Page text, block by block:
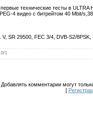
технические тесты в ULTRA
4 видео с битрейтом 40 Mbit/
SR 29500, FEC 3/4, DVB-S2/
/1
Добавлять комментарии могут
[